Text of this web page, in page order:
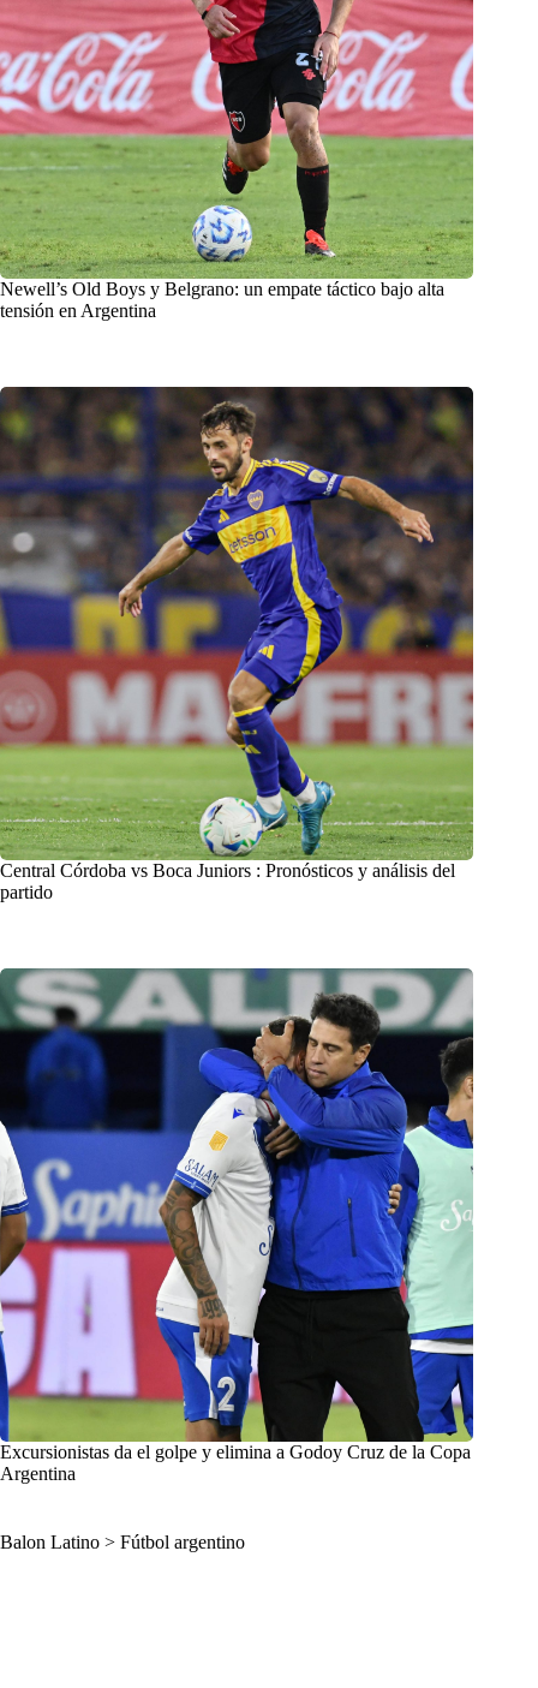
Newell’s Old Boys y Belgrano: un empate táctico bajo alta
tensión en Argentina
Central Córdoba vs Boca Juniors : Pronósticos y análisis del
partido
Excursionistas da el golpe y elimina a Godoy Cruz de la Copa
Argentina
Balon Latino > Fútbol argentino